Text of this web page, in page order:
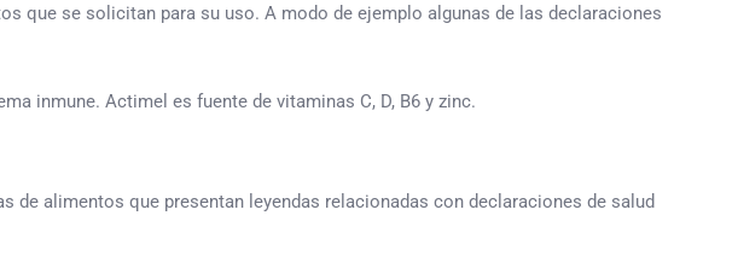
que se solicitan para su uso. A modo de ejemplo algunas de las declaraciones
inmune. Actimel es fuente de vitaminas C, D, B6 y zinc.
alimentos que presentan leyendas relacionadas con declaraciones de salud